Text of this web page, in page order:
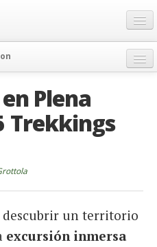
Plena
Trekkings
descubrir un territorio
excursión inmersa